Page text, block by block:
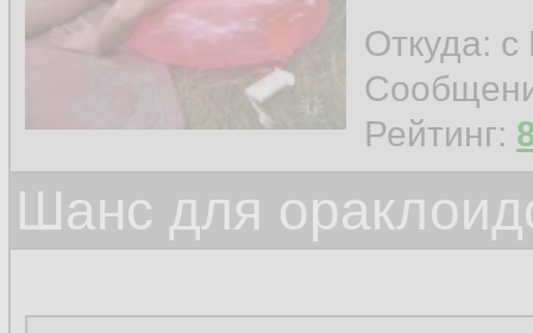
Откуда: с
Рейтинг:
Шанс для